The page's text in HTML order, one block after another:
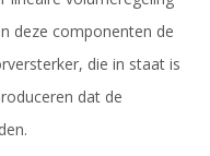
deze componenten de
die in staat is
dat de